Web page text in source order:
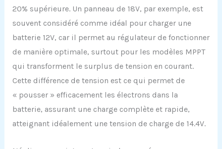
20% supérieure. Un panneau de 18V, par exemple, est
souvent considéré comme idéal pour charger une
batterie 12V, car il permet au régulateur de fonctionner
de manière optimale, surtout pour les modèles MPPT
qui transforment le surplus de tension en courant.
Cette différence de tension est ce qui permet de
« pousser » efficacement les électrons dans la
batterie, assurant une charge complète et rapide,
atteignant idéalement une tension de charge de 14.4V.